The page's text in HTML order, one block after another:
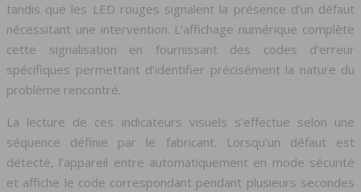
tandis que les LED rouges signalent la présence d’un défaut
nécessitant une intervention. L’affichage numérique complète
cette signalisation en fournissant des codes d’erreur
spécifiques permettant d’identifier précisément la nature du
problème rencontré.
La lecture de ces indicateurs visuels s’effectue selon une
séquence définie par le fabricant. Lorsqu’un défaut est
détecté, l’appareil entre automatiquement en mode sécurité
et affiche le code correspondant pendant plusieurs secondes